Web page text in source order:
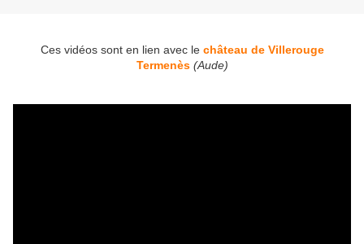
Ces vidéos sont en lien avec le château de Villerouge
Termenès (Aude)